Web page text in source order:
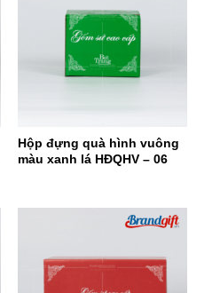
Hộp đựng quà hình vuông
màu xanh lá HĐQHV – 06